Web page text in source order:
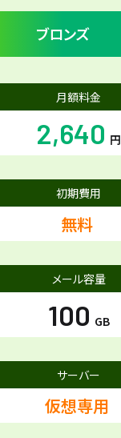
ブロンズ
月額料金
2,640 円
初期費用
無料
メール容量
100 GB
サーバー
仮想専用